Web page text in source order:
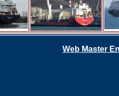
Web Master